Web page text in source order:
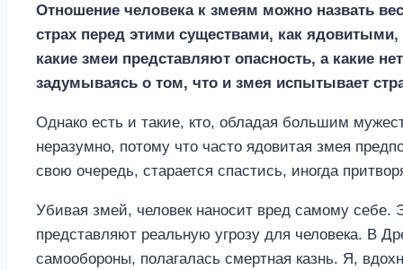
Отношение человека к змеям можно назвать
страх перед этими существами, как
какие змеи представляют опасность, а какие
задумываясь о том, что и змея испытывает
Однако есть и такие, кто, обладая большим
неразумно, потому что часто ядовитая змея
свою очередь, старается спастись, иногда
Убивая змей, человек наносит вред самому
представляют реальную угрозу для человека. В
самообороны, полагалась смертная казнь. Я,